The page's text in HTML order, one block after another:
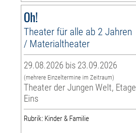
Oh!
Theater für alle ab 2 Jahren
/ Materialtheater
29.08.2026 bis 23.09.2026
(mehrere Einzeltermine im Zeitraum)
Theater der Jungen Welt, Etage
Eins
Rubrik: Kinder & Familie